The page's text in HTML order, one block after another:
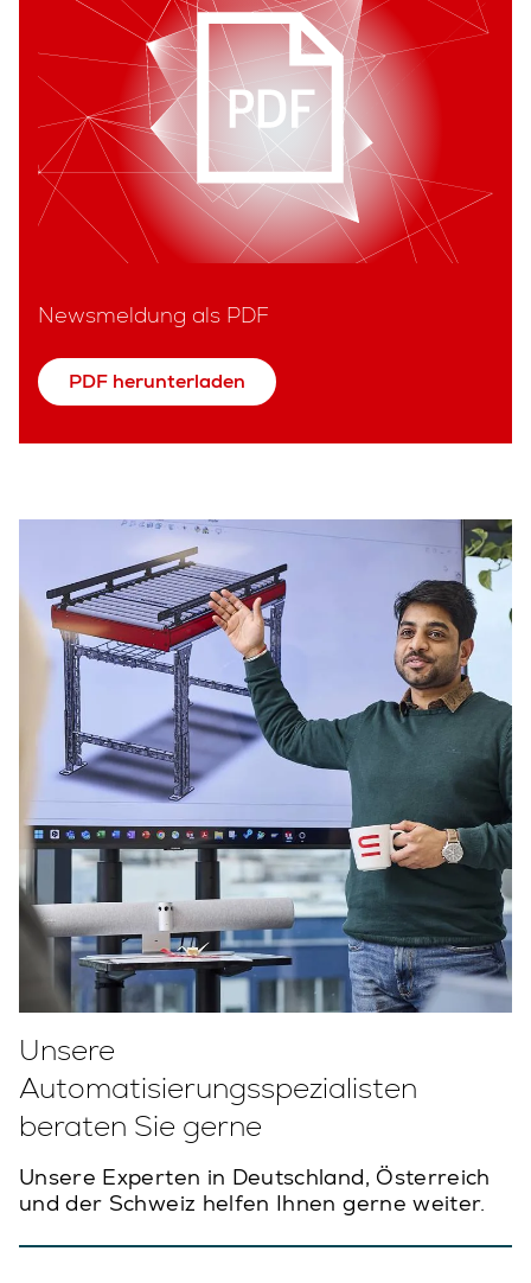
Newsmeldung als PDF
PDF herunterladen
Unsere
Automatisierungsspezialisten
beraten Sie gerne
Unsere Experten in Deutschland, Österreich
und der Schweiz helfen Ihnen gerne weiter.